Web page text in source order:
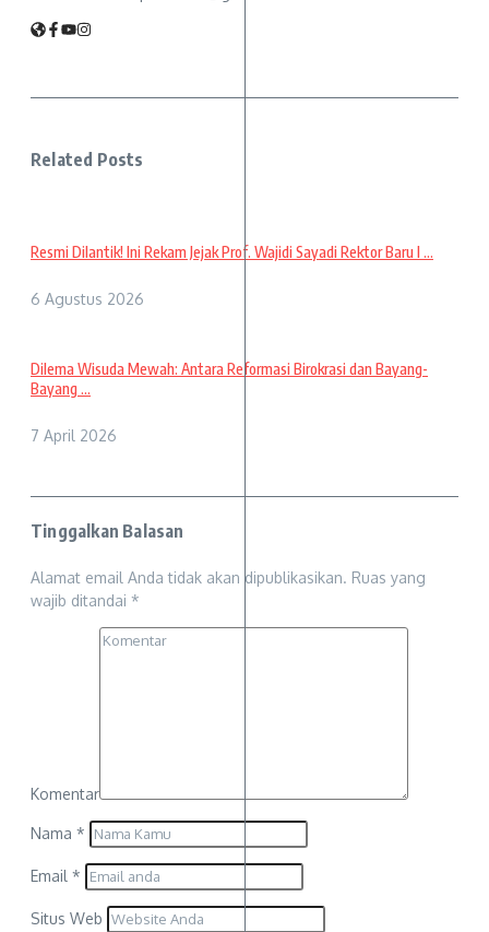
Related Posts
Resmi Dilantik! Ini Rekam Jejak Prof. Wajidi Sayadi Rektor Baru I ...
6 Agustus 2026
Dilema Wisuda Mewah: Antara Reformasi Birokrasi dan Bayang-
Bayang ...
7 April 2026
Tinggalkan Balasan
Alamat email Anda tidak akan dipublikasikan. Ruas yang
wajib ditandai *
Komentar
Nama *
Email *
Situs Web